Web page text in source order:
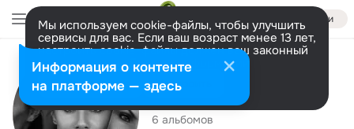
Войти
Мы используем cookie-файлы, чтобы улучшить
сервисы для вас. Если ваш возраст менее 13 лет,
настроить cookie-файлы должен ваш законный
представитель. Больше информации
Разрешить все Настроить
Исполнитель
Ina Wroldsen
6 альбомов
Информация о контенте
на платформе — здесь